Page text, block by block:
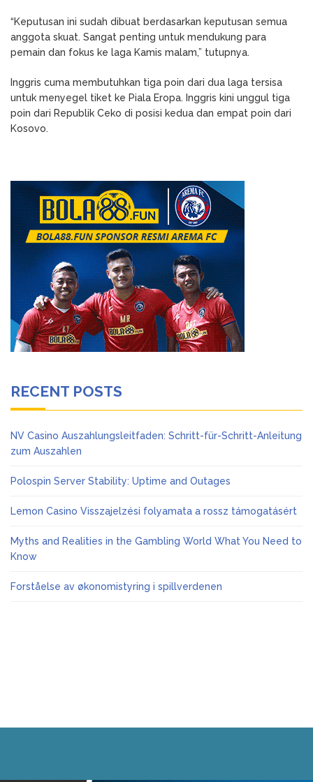
“Keputusan ini sudah dibuat berdasarkan keputusan semua
anggota skuat. Sangat penting untuk mendukung para
pemain dan fokus ke laga Kamis malam,” tutupnya.
Inggris cuma membutuhkan tiga poin dari dua laga tersisa
untuk menyegel tiket ke Piala Eropa. Inggris kini unggul tiga
poin dari Republik Ceko di posisi kedua dan empat poin dari
Kosovo.
RECENT POSTS
NV Casino Auszahlungsleitfaden: Schritt-für-Schritt-Anleitung
zum Auszahlen
Polospin Server Stability: Uptime and Outages
Lemon Casino Visszajelzési folyamata a rossz támogatásért
Myths and Realities in the Gambling World What You Need to
Know
Forståelse av økonomistyring i spillverdenen